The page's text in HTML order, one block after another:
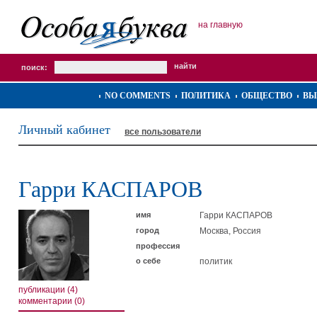
на главную
поиск:
NO COMMENTS ПОЛИТИКА ОБЩЕСТВО
Личный кабинет все пользователи
Гарри КАСПАРОВ
публикации (4)
комментарии (0)
имя Гарри КАСПАРОВ
город Москва, Россия
профессия
о себе
политик